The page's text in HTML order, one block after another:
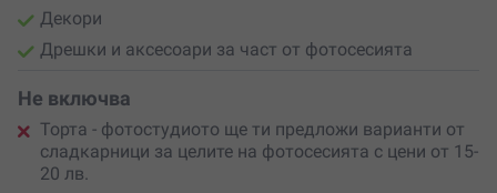
Декори
Дрешки и аксесоари за част от фотосесията
Не включва
Торта - фотостудиото ще ти предложи варианти от
сладкарници за целите на фотосесията с цени от 15-
20 лв.